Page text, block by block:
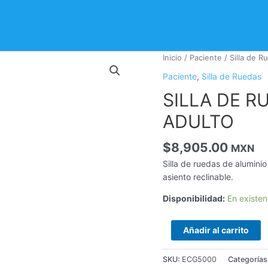
Inicio / Paciente / Silla de
Paciente, Silla de Ruedas
SILLA DE
ADULTO
$8,905.00 MXN
Silla de ruedas de
asiento reclinable.
Disponibilidad: En
SILLA
RUEDAS
DE
PCA
PARA
cantidad
Añadir al carrito
SKU: ECG5000